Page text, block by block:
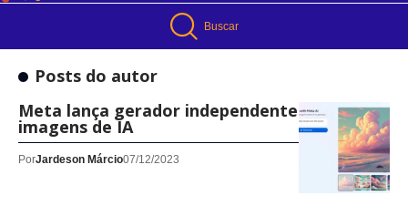
Buscar
Posts do autor
Meta lança gerador independente de
imagens de IA
PorJardeson Márcio07/12/2023